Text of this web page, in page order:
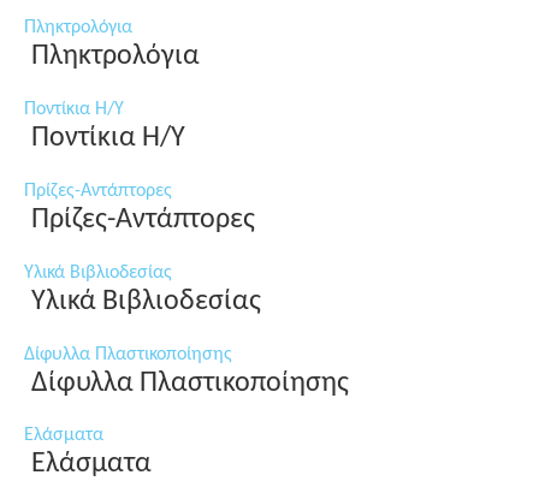
Πληκτρολόγια
Πληκτρολόγια
Ποντίκια Η/Υ
Ποντίκια Η/Υ
Πρίζες-Αντάπτορες
Πρίζες-Αντάπτορες
Υλικά Βιβλιοδεσίας
Υλικά Βιβλιοδεσίας
Δίφυλλα Πλαστικοποίησης
Δίφυλλα Πλαστικοποίησης
Ελάσματα
Ελάσματα